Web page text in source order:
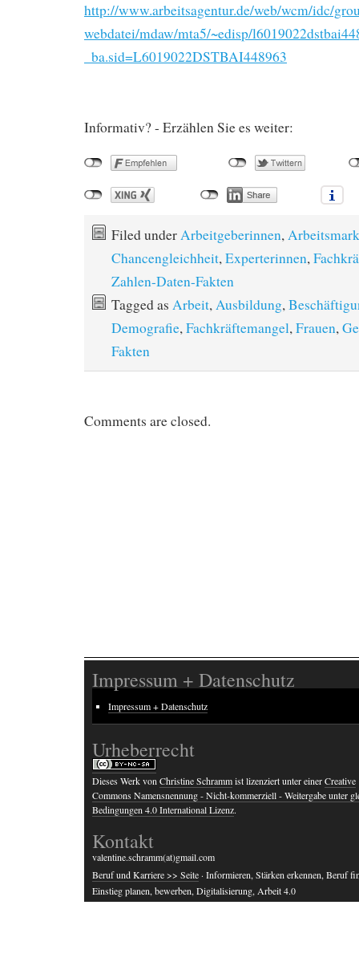
http://www.arbeitsagentur.de/web/wcm/idc/
webdatei/mdaw/mta5/~edisp/
_ba.sid=L6019022DSTBAI448963
Informativ? - Erzählen Sie es weiter:
Filed under Arbeitgeberinnen,
Chancengleichheit, Experterinnen,
Zahlen-Daten-Fakten
Tagged as Arbeit, Ausbildung,
Demografie, Fachkräftemangel, Frauen,
Fakten
Comments are closed.
Impressum + Datenschutz
Impressum + Datenschutz
Urheberrecht
Dieses Werk von Christine Schrammist lizenziert unter einerCreative
Commons Namensnennung - Nicht-kommerziell - Weitergabe unter
Bedingungen 4.0 International Lizenz.
Kontakt
valentine.schramm(at)gmail.com
Beruf und Karriere >> Seite · Informieren, Stärken erkennen, Beruf
Einstieg planen, bewerben, Digitalisierung, Arbeit 4.0